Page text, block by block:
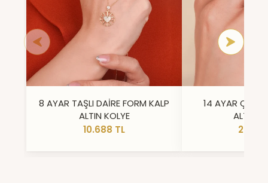
8 AYAR TAŞLI DAİRE FORM KALP
ALTIN KOLYE
10.688 TL
14 AYAR ÇİFT
ALTIN